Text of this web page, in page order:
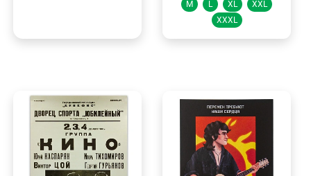
M
L XL
XXL
XXXL